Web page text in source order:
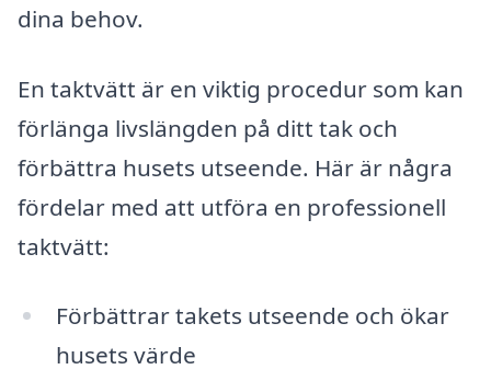
dina behov.
En taktvätt är en viktig procedur som kan
förlänga livslängden på ditt tak och
förbättra husets utseende. Här är några
fördelar med att utföra en professionell
taktvätt:
Förbättrar takets utseende och ökar
husets värde